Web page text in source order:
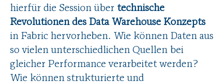
hierfür die Session über technische
Revolutionen des Data Warehouse Konzepts
in Fabric hervorheben. Wie können Daten aus
so vielen unterschiedlichen Quellen bei
gleicher Performance verarbeitet werden?
Wie können strukturierte und